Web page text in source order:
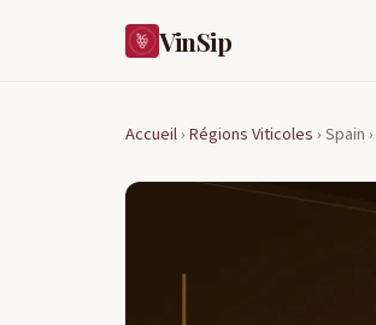
VinSip
Accueil›Régions Viticoles›Spain ›